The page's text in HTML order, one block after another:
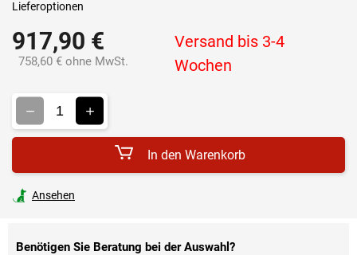
917,90 €
758,60 € ohne MwSt.
Versand bis 3-4
Wochen
Lieferoptionen
In den Warenkorb
Ansehen
Benötigen Sie Beratung bei der Auswahl?